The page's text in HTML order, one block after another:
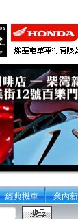
經典機車 業內